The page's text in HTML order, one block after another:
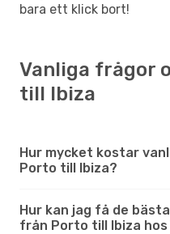
bara ett klick bort!
Vanliga frågor
till Ibiza
Hur mycket kostar
Porto till Ibiza?
Hur kan jag få de
från Porto till Ibiza hos